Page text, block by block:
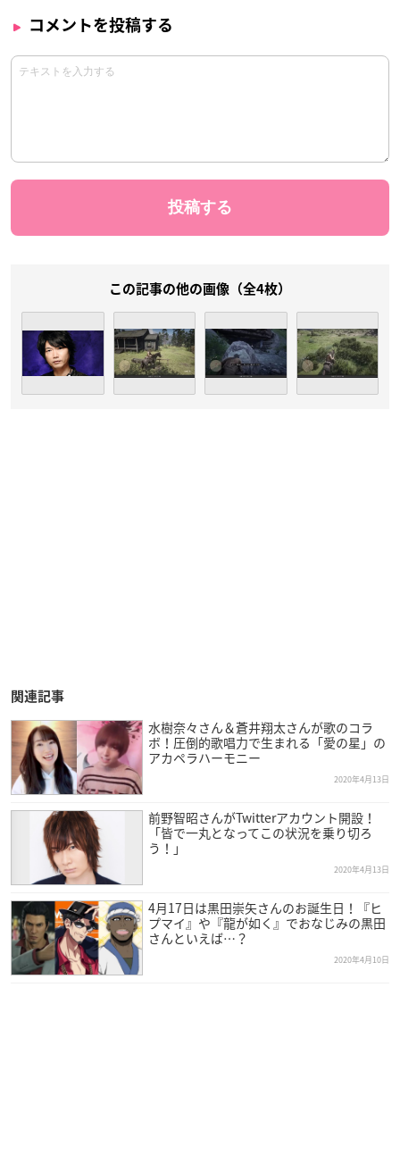
コメントを投稿する
この記事の他の画像（全4枚）
関連記事
水樹奈々さん＆蒼井翔太さんが歌のコラ
ボ！圧倒的歌唱力で生まれる「愛の星」の
アカペラハーモニー
2020年4月13日
前野智昭さんがTwitterアカウント開設！
「皆で一丸となってこの状況を乗り切ろ
う！」
2020年4月13日
4月17日は黒田崇矢さんのお誕生日！『ヒ
プマイ』や『龍が如く』でおなじみの黒田
さんといえば…？
2020年4月10日